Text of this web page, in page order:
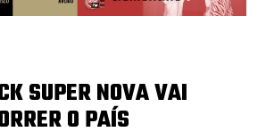
SUPER NOVA VAI
O PAÍS